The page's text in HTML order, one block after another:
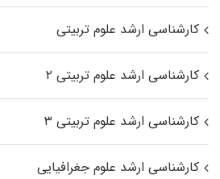
کارشناسی ارشد علوم تربیتی
کارشناسی ارشد علوم تربیتی ۲
کارشناسی ارشد علوم تربیتی ۳
کارشناسی ارشد علوم جغرافیایی